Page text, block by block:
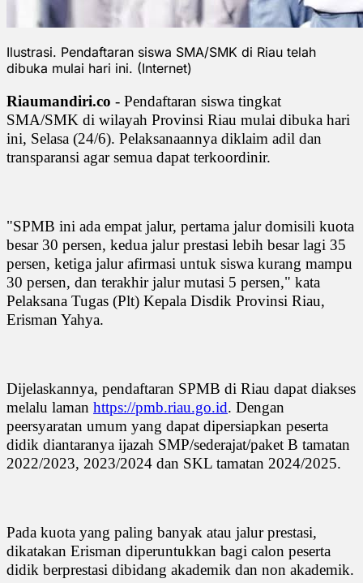
Ilustrasi. Pendaftaran siswa SMA/SMK di Riau telah
dibuka mulai hari ini. (Internet)
Riaumandiri.co - Pendaftaran siswa tingkat
SMA/SMK di wilayah Provinsi Riau mulai dibuka hari
ini, Selasa (24/6). Pelaksanaannya diklaim adil dan
transparansi agar semua dapat terkoordinir.
"SPMB ini ada empat jalur, pertama jalur domisili kuota
besar 30 persen, kedua jalur prestasi lebih besar lagi 35
persen, ketiga jalur afirmasi untuk siswa kurang mampu
30 persen, dan terakhir jalur mutasi 5 persen," kata
Pelaksana Tugas (Plt) Kepala Disdik Provinsi Riau,
Erisman Yahya.
Dijelaskannya, pendaftaran SPMB di Riau dapat diakses
melalu laman https://pmb.riau.go.id. Dengan
peersyaratan umum yang dapat dipersiapkan peserta
didik diantaranya ijazah SMP/sederajat/paket B tamatan
2022/2023, 2023/2024 dan SKL tamatan 2024/2025.
Pada kuota yang paling banyak atau jalur prestasi,
dikatakan Erisman diperuntukkan bagi calon peserta
didik berprestasi dibidang akademik dan non akademik.